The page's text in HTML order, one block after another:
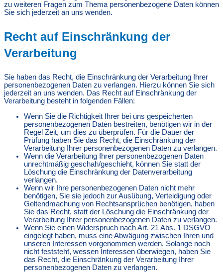
zu weiteren Fragen zum Thema personenbezogene Daten können
Sie sich jederzeit an uns wenden.
Recht auf Einschränkung der
Verarbeitung
Sie haben das Recht, die Einschränkung der Verarbeitung Ihrer
personenbezogenen Daten zu verlangen. Hierzu können Sie sich
jederzeit an uns wenden. Das Recht auf Einschränkung der
Verarbeitung besteht in folgenden Fällen:
Wenn Sie die Richtigkeit Ihrer bei uns gespeicherten
personenbezogenen Daten bestreiten, benötigen wir in der
Regel Zeit, um dies zu überprüfen. Für die Dauer der
Prüfung haben Sie das Recht, die Einschränkung der
Verarbeitung Ihrer personenbezogenen Daten zu verlangen.
Wenn die Verarbeitung Ihrer personenbezogenen Daten
unrechtmäßig geschah/geschieht, können Sie statt der
Löschung die Einschränkung der Datenverarbeitung
verlangen.
Wenn wir Ihre personenbezogenen Daten nicht mehr
benötigen, Sie sie jedoch zur Ausübung, Verteidigung oder
Geltendmachung von Rechtsansprüchen benötigen, haben
Sie das Recht, statt der Löschung die Einschränkung der
Verarbeitung Ihrer personenbezogenen Daten zu verlangen.
Wenn Sie einen Widerspruch nach Art. 21 Abs. 1 DSGVO
eingelegt haben, muss eine Abwägung zwischen Ihren und
unseren Interessen vorgenommen werden. Solange noch
nicht feststeht, wessen Interessen überwiegen, haben Sie
das Recht, die Einschränkung der Verarbeitung Ihrer
personenbezogenen Daten zu verlangen.